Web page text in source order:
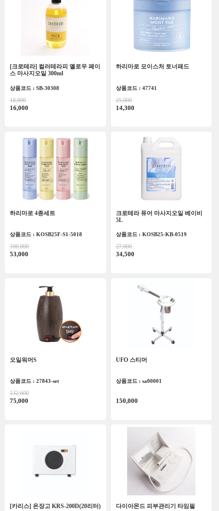
[크로테라] 컬러테라피 옐로우 페이
스 마사지오일 300ml
상품코드 : SB-30308
18,800
16,000
하리마로 모이스처 토너패드
상품코드 : 47741
25,000
14,300
하리마로 4종세트
상품코드 : KOSB25F-S1-5018
100,000
53,000
크로테라 퓨어 마사지오일 베이비
5L
상품코드 : KOSB25-KB-0519
27,000
34,500
오일워머S
상품코드 : 27843-set
132,600
75,000
UFO 스티머
상품코드 : sa00001
150,000
[카리스] 온장고 KRS-200D(20리터) 다이아몬드 피부관리기 타임필